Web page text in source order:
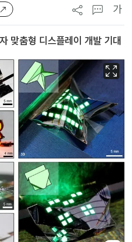
가
맞춤형 디스플레이 개발 기대